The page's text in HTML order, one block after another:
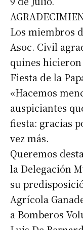
Los miembros
Asoc. Civil
quines
Fiesta de la
«Hacemos
auspiciantes
fiesta: gracias
vez más.
Queremos
la Delegación
su
Agrícola
a Bomberos